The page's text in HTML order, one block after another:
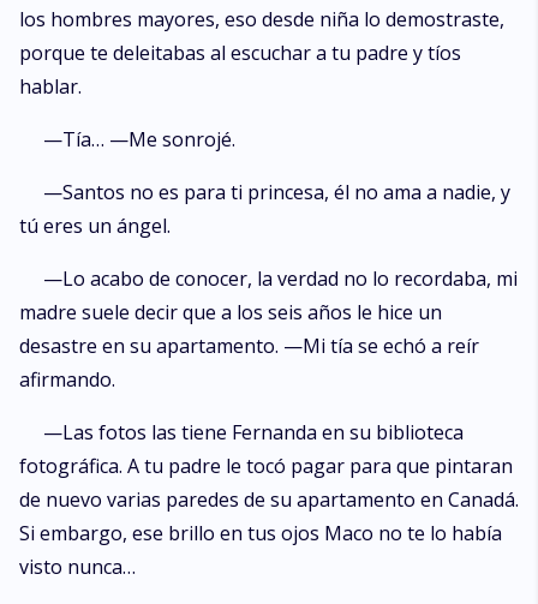
los hombres mayores, eso desde niña lo demostraste,
porque te deleitabas al escuchar a tu padre y tíos
hablar.
—Tía… —Me sonrojé.
—Santos no es para ti princesa, él no ama a nadie, y
tú eres un ángel.
—Lo acabo de conocer, la verdad no lo recordaba, mi
madre suele decir que a los seis años le hice un
desastre en su apartamento. —Mi tía se echó a reír
afirmando.
—Las fotos las tiene Fernanda en su biblioteca
fotográfica. A tu padre le tocó pagar para que pintaran
de nuevo varias paredes de su apartamento en Canadá.
Si embargo, ese brillo en tus ojos Maco no te lo había
visto nunca…